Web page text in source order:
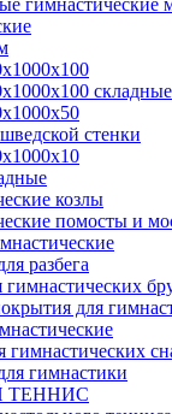
гимнастические
складные
стенки
козлы
помосты и
разбега
для
гимнастических
гимнастики
ТЕННИС